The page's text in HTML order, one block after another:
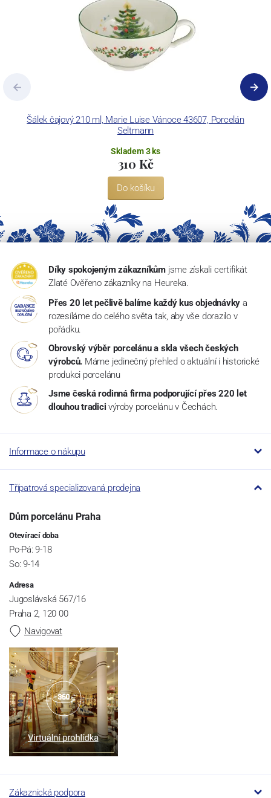
Šálek čajový 210 ml, Marie Luise Vánoce 43607, Porcelán
Seltmann
Skladem 3 ks
310 Kč
Do košíku
Díky spokojeným zákazníkům jsme získali certifikát
Zlaté Ověřeno zákazníky na Heureka.
Přes 20 let pečlivě balíme každý kus objednávky a
rozesíláme do celého světa tak, aby vše dorazilo v
pořádku.
Obrovský výběr porcelánu a skla všech českých
výrobců. Máme jedinečný přehled o aktuální i historické
produkci porcelánu
Jsme česká rodinná firma podporující přes 220 let
dlouhou tradici výroby porcelánu v Čechách.
Informace o nákupu
Třípatrová specializovaná prodejna
Dům porcelánu Praha
Otevírací doba
Po-Pá: 9-18
So: 9-14
Adresa
Jugoslávská 567/16
Praha 2, 120 00
Navigovat
Zákaznická podpora